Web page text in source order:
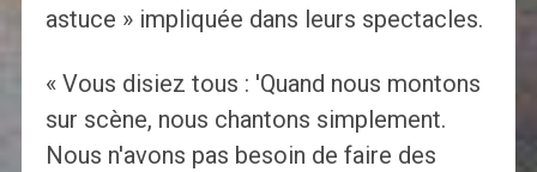
astuce » impliquée dans leurs spectacles.
« Vous disiez tous : 'Quand nous montons
sur scène, nous chantons simplement.
Nous n'avons pas besoin de faire des